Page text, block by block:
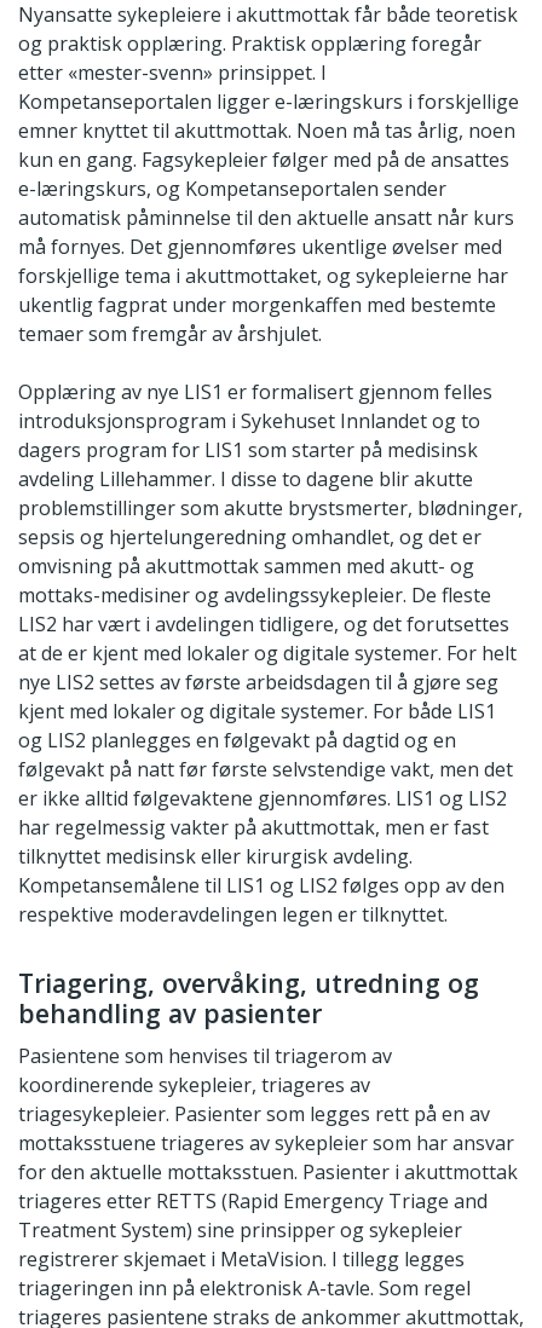
Nyansatte sykepleiere i akuttmottak får både teoretisk
og praktisk opplæring. Praktisk opplæring foregår
etter «mester-svenn» prinsippet. I
Kompetanseportalen ligger e-læringskurs i forskjellige
emner knyttet til akuttmottak. Noen må tas årlig, noen
kun en gang. Fagsykepleier følger med på de ansattes
e-læringskurs, og Kompetanseportalen sender
automatisk påminnelse til den aktuelle ansatt når kurs
må fornyes. Det gjennomføres ukentlige øvelser med
forskjellige tema i akuttmottaket, og sykepleierne har
ukentlig fagprat under morgenkaffen med bestemte
temaer som fremgår av årshjulet.
Opplæring av nye LIS1 er formalisert gjennom felles
introduksjonsprogram i Sykehuset Innlandet og to
dagers program for LIS1 som starter på medisinsk
avdeling Lillehammer. I disse to dagene blir akutte
problemstillinger som akutte brystsmerter, blødninger,
sepsis og hjertelungeredning omhandlet, og det er
omvisning på akuttmottak sammen med akutt- og
mottaks-medisiner og avdelingssykepleier. De fleste
LIS2 har vært i avdelingen tidligere, og det forutsettes
at de er kjent med lokaler og digitale systemer. For helt
nye LIS2 settes av første arbeidsdagen til å gjøre seg
kjent med lokaler og digitale systemer. For både LIS1
og LIS2 planlegges en følgevakt på dagtid og en
følgevakt på natt før første selvstendige vakt, men det
er ikke alltid følgevaktene gjennomføres. LIS1 og LIS2
har regelmessig vakter på akuttmottak, men er fast
tilknyttet medisinsk eller kirurgisk avdeling.
Kompetansemålene til LIS1 og LIS2 følges opp av den
respektive moderavdelingen legen er tilknyttet.
Triagering, overvåking, utredning og
behandling av pasienter
Pasientene som henvises til triagerom av
koordinerende sykepleier, triageres av
triagesykepleier. Pasienter som legges rett på en av
mottaksstuene triageres av sykepleier som har ansvar
for den aktuelle mottaksstuen. Pasienter i akuttmottak
triageres etter RETTS (Rapid Emergency Triage and
Treatment System) sine prinsipper og sykepleier
registrerer skjemaet i MetaVision. I tillegg legges
triageringen inn på elektronisk A-tavle. Som regel
triageres pasientene straks de ankommer akuttmottak,